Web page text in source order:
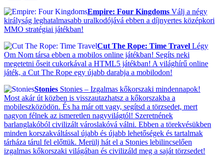
Empire: Four Kingdoms Válj a négy
királyság leghatalmasabb uralkodójává ebben a díjnyertes középkori
MMO stratégiai játékban!
Cut The Rope: Time Travel Légy
Om Nom társa ebben a mobilos online játékban! Segíts neki
megetetni őseit cukorkával a HTML5 játékban! A világhírű online
játék, a Cut The Rope egy újabb darabja a mobilodon!
Stonies Stonies – Izgalmas kőkorszaki mindennapok!
Most akár út közben is visszautazhatsz a kőkorszakba a
mobileszközödön. És ha már ott vagy, segítsd a törzsedet, mert
nagyon félnek az ismeretlen nagyvilágtól! Szeretnének
barlanglakóból civilizált városlakóvá válni. Ebben a törekvésükben
minden korszakváltással újabb és újabb lehetőségek és tartalmak
tárháza tárul fel előttük. Merülj hát el a Stonies lebilincselően
izgalmas kőkorszaki világában és civilizáld meg a saját törzsedet!